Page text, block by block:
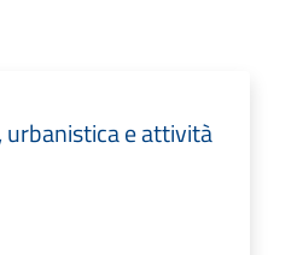
urbanistica e attività